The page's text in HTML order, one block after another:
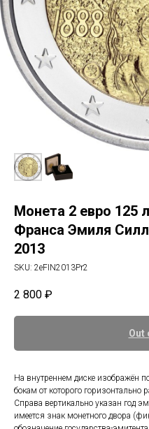
Монета 2 евро 125
Франса Эмиля
2013
SKU: 2eFIN2013Pr2
2 800 ₽
Out
На внутреннем диске изображён
бокам от которого
Справа вертикально указан год
имеется знак монетного двора